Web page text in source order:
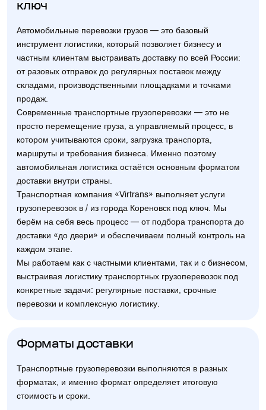
ключ
Автомобильные перевозки грузов — это базовый
инструмент логистики, который позволяет бизнесу и
частным клиентам выстраивать доставку по всей России:
от разовых отправок до регулярных поставок между
складами, производственными площадками и точками
продаж.
Современные транспортные грузоперевозки — это не
просто перемещение груза, а управляемый процесс, в
котором учитываются сроки, загрузка транспорта,
маршруты и требования бизнеса. Именно поэтому
автомобильная логистика остаётся основным форматом
доставки внутри страны.
Транспортная компания «Virtrans» выполняет услуги
грузоперевозок в / из города Кореновск под ключ. Мы
берём на себя весь процесс — от подбора транспорта до
доставки «до двери» и обеспечиваем полный контроль на
каждом этапе.
Мы работаем как с частными клиентами, так и с бизнесом,
выстраивая логистику транспортных грузоперевозок под
конкретные задачи: регулярные поставки, срочные
перевозки и комплексную логистику.
Форматы доставки
Транспортные грузоперевозки выполняются в разных
форматах, и именно формат определяет итоговую
стоимость и сроки.